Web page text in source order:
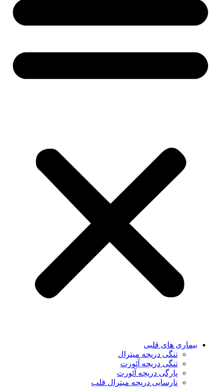
بیماری های قلبی
تنگی دریچه میترال
تنگی دریچه آئورت
پارگی دریچه آئورت
نارسایی دریچه میترال قلب